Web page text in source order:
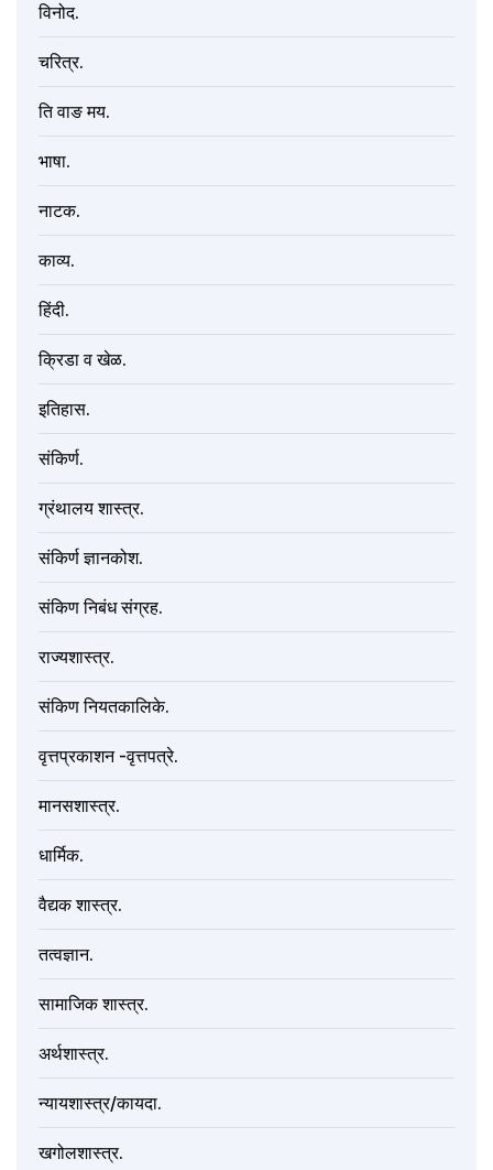
विनोद.
चरित्र.
ति वाङ मय.
भाषा.
नाटक.
काव्य.
हिंदी.
क्रिडा व खेळ.
इतिहास.
संकिर्ण.
ग्रंथालय शास्त्र.
संकिर्ण ज्ञानकोश.
संकिण निबंध संग्रह.
राज्यशास्त्र.
संकिण नियतकालिके.
वृत्तप्रकाशन -वृत्तपत्रे.
मानसशास्त्र.
धार्मिक.
वैद्यक शास्त्र.
तत्वज्ञान.
सामाजिक शास्त्र.
अर्थशास्त्र.
न्यायशास्त्र/कायदा.
खगोलशास्त्र.